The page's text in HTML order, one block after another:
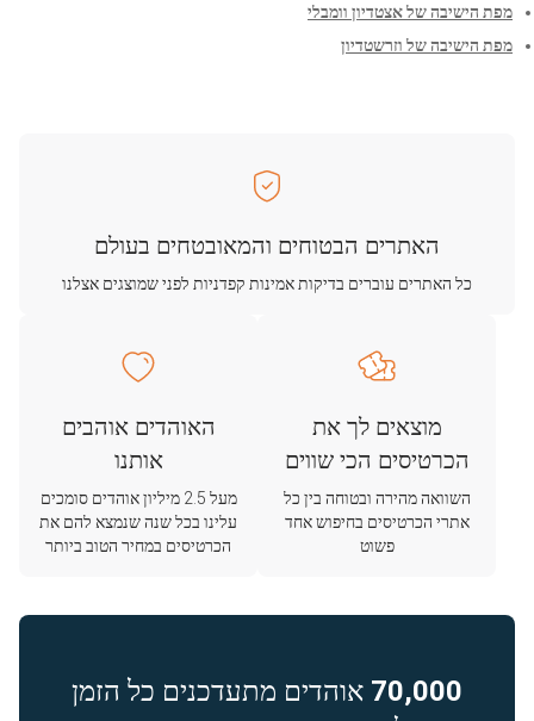
מפת הישיבה של אצטדיון וומבלי
מפת הישיבה של וזרשטדיון
האתרים הבטוחים והמאובטחים בעולם
כל האתרים עוברים בדיקות אמינות קפדניות לפני שמוצגים אצלנו
מוצאים לך את
הכרטיסים הכי שווים
השוואה מהירה ובטוחה בין כל
אתרי הכרטיסים בחיפוש אחד
פשוט
האוהדים אוהבים
אותנו
מעל 2.5 מיליון אוהדים סומכים
עלינו בכל שנה שנמצא להם את
הכרטיסים במחיר הטוב ביותר
70,000 אוהדים מתעדכנים כל הזמן